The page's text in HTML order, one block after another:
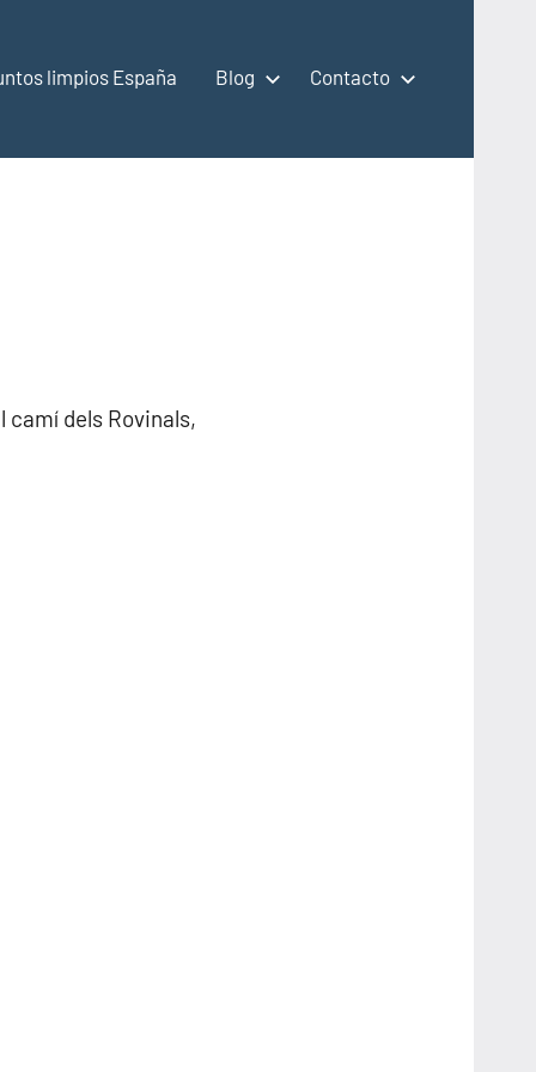
limpios España Blog Contacto
camí dels Rovinals,